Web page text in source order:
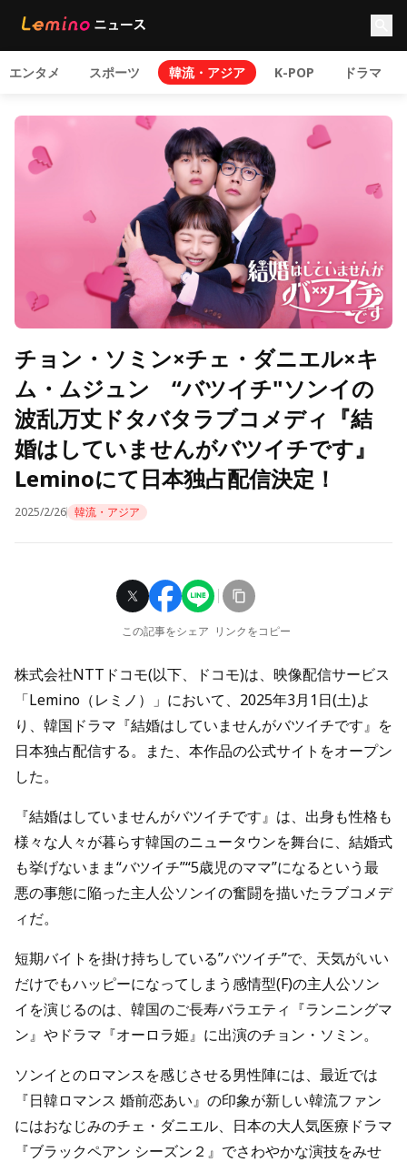
エンタメ スポーツ 韓流・アジア K-POP ドラマ
チョン・ソミン×チェ・ダニエル×キ
ム・ムジュン “バツイチ"ソンイの
波乱万丈ドタバタラブコメディ『結
婚はしていませんがバツイチです』
Leminoにて日本独占配信決定！
2025/2/26 韓流・アジア
この記事をシェア リンクをコピー
株式会社NTTドコモ(以下、ドコモ)は、映像配信サービス
「Lemino（レミノ）」において、2025年3月1日(土)よ
り、韓国ドラマ『結婚はしていませんがバツイチです』を
日本独占配信する。また、本作品の公式サイトをオープン
した。
『結婚はしていませんがバツイチです』は、出身も性格も
様々な人々が暮らす韓国のニュータウンを舞台に、結婚式
も挙げないまま“バツイチ”“5歳児のママ”になるという最
悪の事態に陥った主人公ソンイの奮闘を描いたラブコメデ
ィだ。
短期バイトを掛け持ちしている”バツイチ”で、天気がいい
だけでもハッピーになってしまう感情型(F)の主人公ソン
イを演じるのは、韓国のご長寿バラエティ『ランニングマ
ン』やドラマ『オーロラ姫』に出演のチョン・ソミン。
ソンイとのロマンスを感じさせる男性陣には、最近では
『日韓ロマンス 婚前恋あい』の印象が新しい韓流ファン
にはおなじみのチェ・ダニエル、日本の大人気医療ドラマ
『ブラックペアン シーズン２』でさわやかな演技をみせ